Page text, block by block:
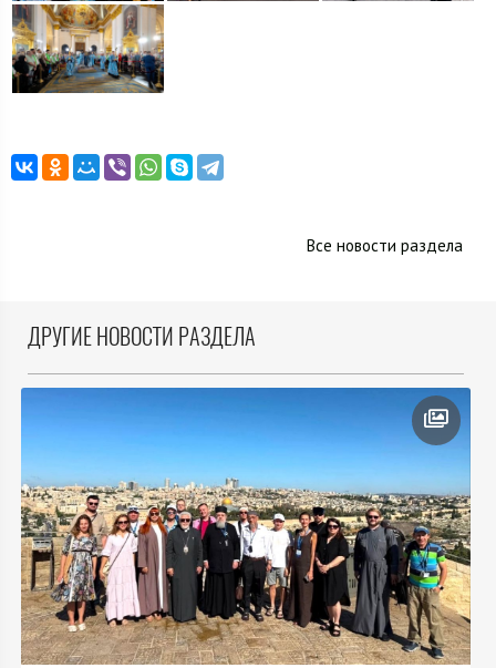
Все новости раздела
ДРУГИЕ НОВОСТИ РАЗДЕЛА